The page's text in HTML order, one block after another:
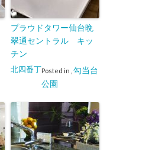
プラウドタワー仙台晩
翠通セントラル キッ
チン
Posted in
北四番丁
勾当台
公園